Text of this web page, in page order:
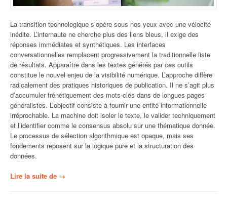
La transition technologique s’opère sous nos yeux avec une vélocité
inédite. L’internaute ne cherche plus des liens bleus, il exige des
réponses immédiates et synthétiques. Les interfaces
conversationnelles remplacent progressivement la traditionnelle liste
de résultats. Apparaître dans les textes générés par ces outils
constitue le nouvel enjeu de la visibilité numérique. L’approche diffère
radicalement des pratiques historiques de publication. Il ne s’agit plus
d’accumuler frénétiquement des mots-clés dans de longues pages
généralistes. L’objectif consiste à fournir une entité informationnelle
irréprochable. La machine doit isoler le texte, le valider techniquement
et l’identifier comme le consensus absolu sur une thématique donnée.
Le processus de sélection algorithmique est opaque, mais ses
fondements reposent sur la logique pure et la structuration des
données.
Lire la suite de « Moteurs
→